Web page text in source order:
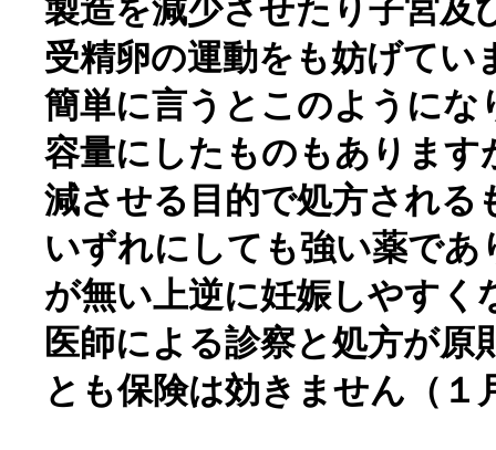
製造を減少させたり子宮及
受精卵の運動をも妨げてい
簡単に言うとこのようにな
容量にしたものもありま
減させる目的で処方される
いずれにしても強い薬で
が無い上逆に妊娠しやすく
医師による診察と処方が原
とも保険は効きません（１